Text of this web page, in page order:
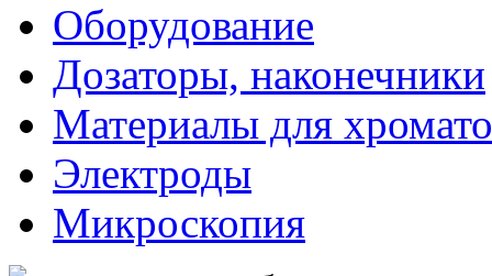
Оборудование
Дозаторы, наконечники
Материалы для
Электроды
Микроскопия